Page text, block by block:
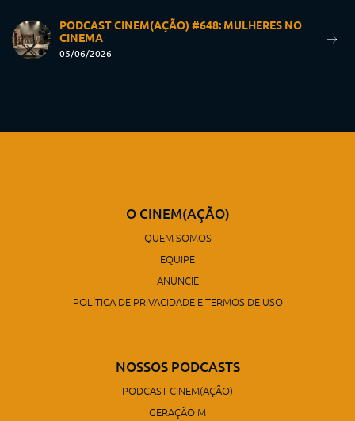
PODCAST CINEM(AÇÃO) #648: MULHERES NO
CINEMA
05/06/2026
O CINEM(AÇÃO)
QUEM SOMOS
EQUIPE
ANUNCIE
POLÍTICA DE PRIVACIDADE E TERMOS DE USO
NOSSOS PODCASTS
PODCAST CINEM(AÇÃO)
GERAÇÃO M